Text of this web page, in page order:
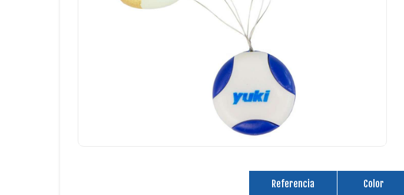
Referencia Color